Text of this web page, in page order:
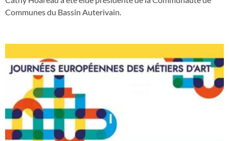
Communes du Bassin Auterivain.